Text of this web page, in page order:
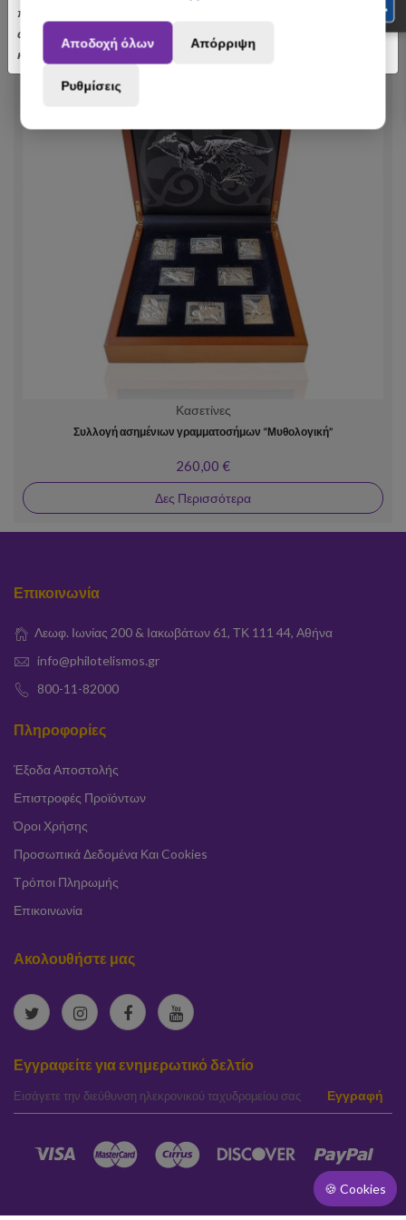
πραγματοποιηθούν από 3 έως 31 Αυγούστου ενδέχεται να
αποσταλούν με σχετική καθυστέρηση. Ευχαριστούμε για την
κατανόηση.
Κασετίνες
Συλλογή ασημένιων γραμματοσήμων “Μυθολογική”
260,00 €
Δες Περισσότερα
Επικοινωνία
Λεωφ. Ιωνίας 200 & Ιακωβάτων 61, ΤΚ 111 44, Αθήνα
info@philotelismos.gr
800-11-82000
Πληροφορίες
Έξοδα Αποστολής
Επιστροφές Προϊόντων
Όροι Χρήσης
Προσωπικά Δεδομένα Και Cookies
Τρόποι Πληρωμής
Επικοινωνία
Ακολουθήστε μας
Εγγραφείτε για ενημερωτικό δελτίο
elta Εγγραφή
Αποδοχή όλων Απόρριψη
Ρυθμίσεις
🍪 Cookies